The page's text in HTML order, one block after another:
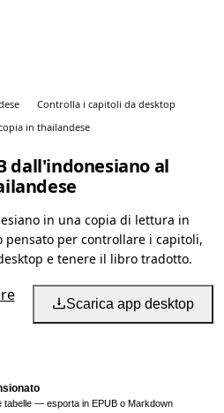
Controlla i capitoli da desktop
in thailandese
dall'indonesiano al
in una copia di lettura in
pensato per controllare i capitoli,
e tenere il libro tradotto.
Scarica app desktop
tabelle — esporta in EPUB o Markdown